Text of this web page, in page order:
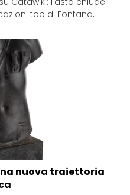
top di Fontana,
nuova traiettoria